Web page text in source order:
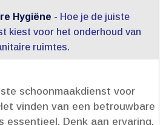
Hygiëne - Hoe je de juiste
kiest voor het onderhoud van
ruimtes.​
schoonmaakdienst voor
vinden van een betrouwbare
essentieel.​ Denk aan ervaring,